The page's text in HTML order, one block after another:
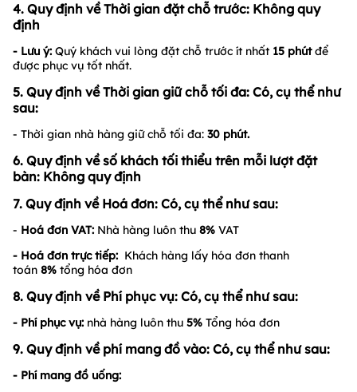
4. Quy định về Thời gian đặt chỗ trước: Không quy
định
- Lưu ý: Quý khách vui lòng đặt chỗ trước ít nhất 15 phútđể
được phục vụ tốt nhất.
5. Quy định về Thời gian giữ chỗ tối đa: Có, cụ thể như
sau:
- Thời gian nhà hàng giữ chỗ tối đa: 30 phút.
6. Quy định về số khách tối thiểu trên mỗi lượt đặt
bàn: Không quy định
7. Quy định về Hoá đơn: Có, cụ thể như sau:
- Hoá đơn VAT: Nhà hàng luôn thu 8% VAT
- Hoá đơn trực tiếp: Khách hàng lấy hóa đơn thanh
toán 8% tổng hóa đơn
8. Quy định về Phí phục vụ: Có, cụ thể như sau:
- Phí phục vụ: nhà hàng luôn thu 5% Tổng hóa đơn
9. Quy định về phí mang đồ vào: Có, cụ thể như sau:
- Phí mang đồ uống: